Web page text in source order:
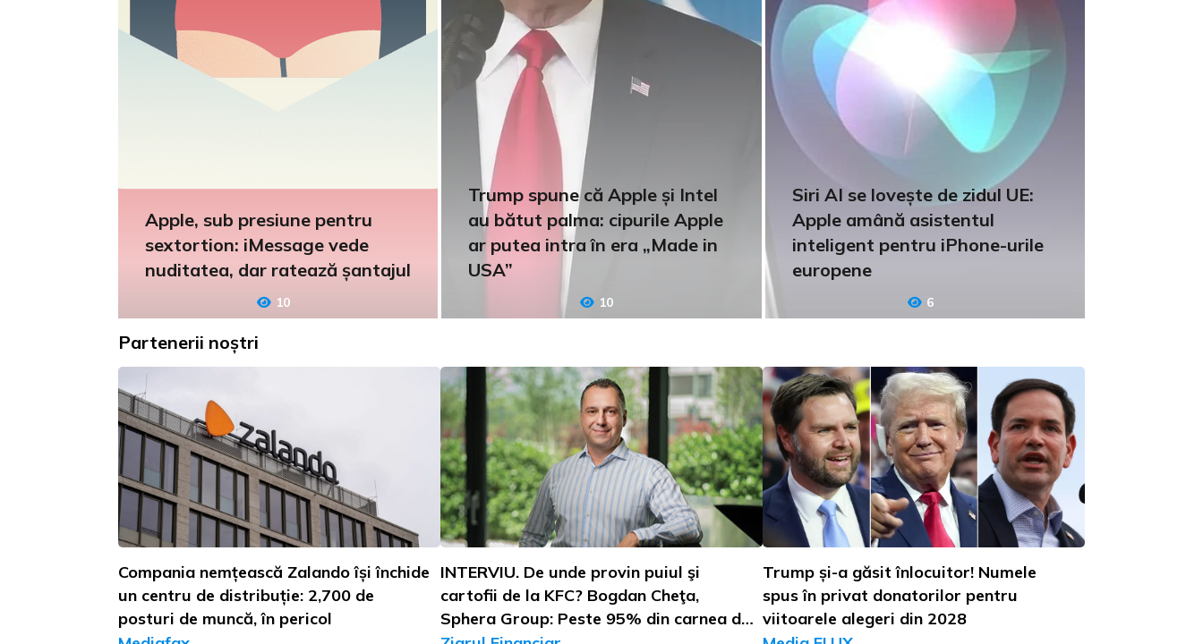
Apple, sub presiune pentru
sextortion: iMessage vede
nuditatea, dar ratează șantajul
10
Trump spune că Apple și Intel
au bătut palma: cipurile Apple
ar putea intra în era „Made in
USA”
10
Siri AI se lovește de zidul UE:
Apple amână asistentul
inteligent pentru iPhone-urile
europene
6
Partenerii noștri
Compania nemțească Zalando își închide
un centru de distribuție: 2,700 de
posturi de muncă, în pericol
INTERVIU. De unde provin puiul şi
cartofii de la KFC? Bogdan Cheţa,
Sphera Group: Peste 95% din carnea de
Trump și-a găsit înlocuitor! Numele
spus în privat donatorilor pentru
viitoarele alegeri din 2028